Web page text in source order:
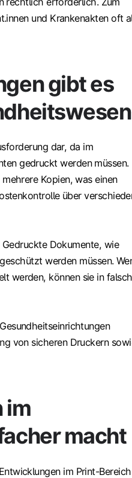
und Krankenakten oft
gibt es
dar, da im
gedruckt werden müssen.
Kopien, was einen
über
Dokumente, wie
werden müssen.
werden, können sie in
von sicheren Druckern
im
macht
im Print-Bereich